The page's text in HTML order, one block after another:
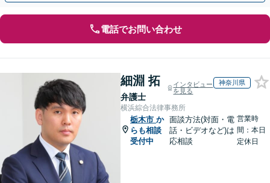
電話でお問い合わせ
細淵 拓
弁護士
インタビュー
を見る
神奈川県
横浜綜合法律事務所
栃木市 か
らも相談
受付中
面談方法(対面・電
話・ビデオなど)は
応相談
営業時
間：本日
定休日